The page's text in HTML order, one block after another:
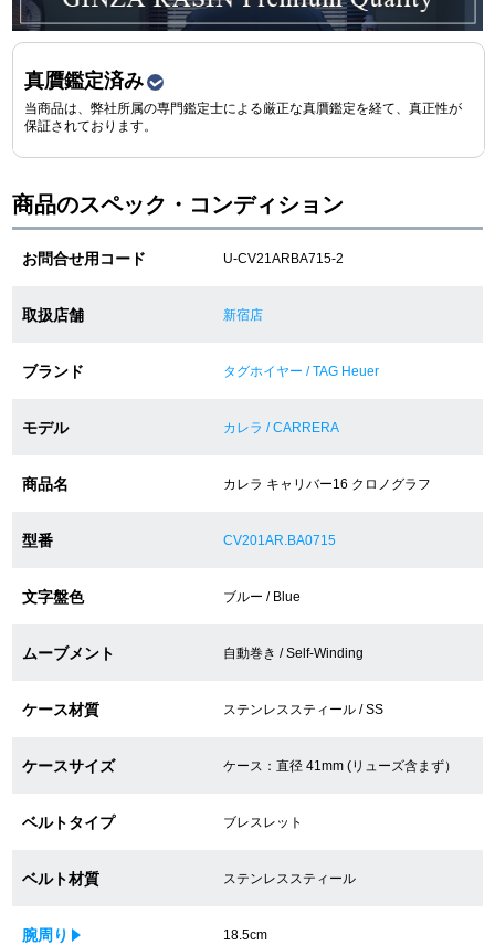
よくある質問
お問い合わせ
保証・アフターサービス
腕時計サイズ調整サービス
店舗受け取りサービス
店舗取り寄せサービス
修理・メンテナンスをご希望の方
修理依頼をする
修理・メンテンナンスについて
真贋鑑定済み
当商品は、弊社所属の専門鑑定士による厳正な真贋鑑定を経て、真正性が
保証されております。
商品のスペック・コンディション
お問合せ用コード U-CV21ARBA715-2
取扱店舗 新宿店
ブランド タグホイヤー / TAG Heuer
モデル カレラ / CARRERA
商品名 カレラ キャリバー16 クロノグラフ
型番 CV201AR.BA0715
文字盤色 ブルー / Blue
ムーブメント 自動巻き / Self-Winding
ケース材質 ステンレススティール / SS
ケースサイズ ケース：直径 41mm (リューズ含まず）
ベルトタイプ ブレスレット
ベルト材質 ステンレススティール
腕周り 18.5cm